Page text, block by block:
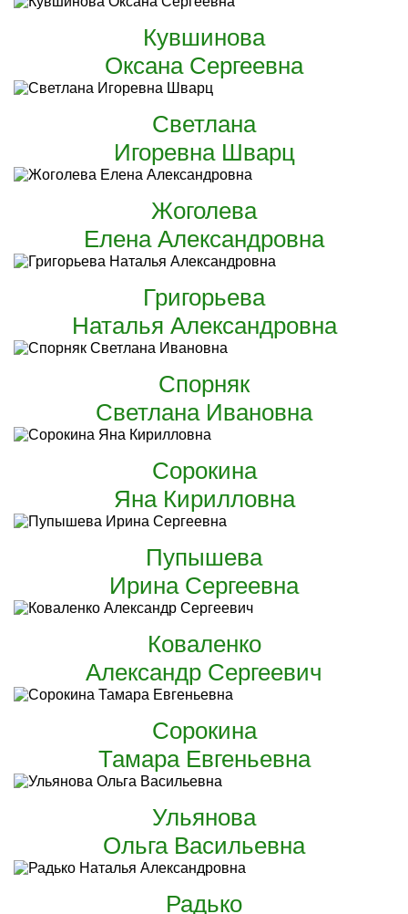
Кувшинова
Оксана Сергеевна
Светлана
Игоревна Шварц
Жоголева
Елена Александровна
Григорьева
Наталья Александровна
Спорняк
Светлана Ивановна
Сорокина
Яна Кирилловна
Пупышева
Ирина Сергеевна
Коваленко
Александр Сергеевич
Сорокина
Тамара Евгеньевна
Ульянова
Ольга Васильевна
Радько